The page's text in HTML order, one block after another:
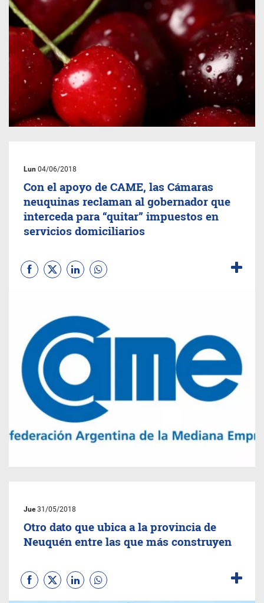
Lun 04/06/2018
Con el apoyo de CAME, las Cámaras
neuquinas reclaman al gobernador que
interceda para “quitar” impuestos en
servicios domiciliarios
Jue31/05/2018
Otro dato que ubica a la provincia de
Neuquén entre las que más construyen